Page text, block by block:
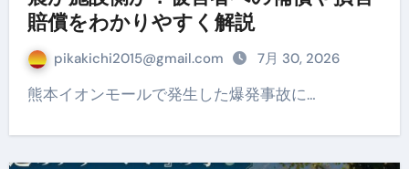
賠償をわかりやすく解説
pikakichi2015@gmail.com 7月 30, 2026
熊本イオンモールで発生した爆発事故に…